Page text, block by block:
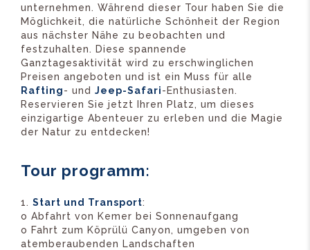
unternehmen. Während dieser Tour haben Sie die
Möglichkeit, die natürliche Schönheit der Region
aus nächster Nähe zu beobachten und
festzuhalten. Diese spannende
Ganztagesaktivität wird zu erschwinglichen
Preisen angeboten und ist ein Muss für alle
Rafting- und Jeep-Safari-Enthusiasten.
Reservieren Sie jetzt Ihren Platz, um dieses
einzigartige Abenteuer zu erleben und die Magie
der Natur zu entdecken!
Tour programm:
Start und Transport:
o Abfahrt von Kemer bei Sonnenaufgang
o Fahrt zum Köprülü Canyon, umgeben von
atemberaubenden Landschaften